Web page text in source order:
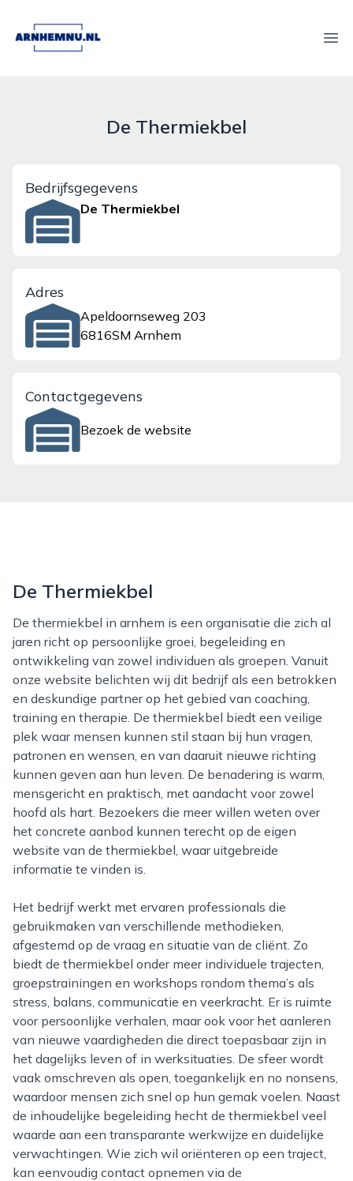
arnhemnu.nl
De Thermiekbel
Bedrijfsgegevens
De Thermiekbel
Adres
Apeldoornseweg 203
6816SM Arnhem
Contactgegevens
Bezoek de website
De Thermiekbel
De thermiekbel in arnhem is een organisatie die zich al
jaren richt op persoonlijke groei, begeleiding en
ontwikkeling van zowel individuen als groepen. Vanuit
onze website belichten wij dit bedrijf als een betrokken
en deskundige partner op het gebied van coaching,
training en therapie. De thermiekbel biedt een veilige
plek waar mensen kunnen stil staan bij hun vragen,
patronen en wensen, en van daaruit nieuwe richting
kunnen geven aan hun leven. De benadering is warm,
mensgericht en praktisch, met aandacht voor zowel
hoofd als hart. Bezoekers die meer willen weten over
het concrete aanbod kunnen terecht op de eigen
website van de thermiekbel, waar uitgebreide
informatie te vinden is.
Het bedrijf werkt met ervaren professionals die
gebruikmaken van verschillende methodieken,
afgestemd op de vraag en situatie van de cliënt. Zo
biedt de thermiekbel onder meer individuele trajecten,
groepstrainingen en workshops rondom thema’s als
stress, balans, communicatie en veerkracht. Er is ruimte
voor persoonlijke verhalen, maar ook voor het aanleren
van nieuwe vaardigheden die direct toepasbaar zijn in
het dagelijks leven of in werksituaties. De sfeer wordt
vaak omschreven als open, toegankelijk en no nonsens,
waardoor mensen zich snel op hun gemak voelen. Naast
de inhoudelijke begeleiding hecht de thermiekbel veel
waarde aan een transparante werkwijze en duidelijke
verwachtingen. Wie zich wil oriënteren op een traject,
kan eenvoudig contact opnemen via de